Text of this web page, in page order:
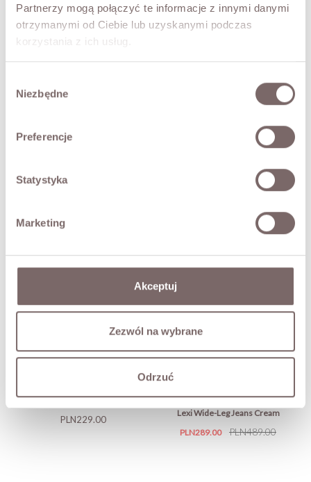
Partnerzy mogą połączyć te informacje z innymi danymi
otrzymanymi od Ciebie lub uzyskanymi podczas
korzystania z ich usług.
zgody
Niezbędne
Preferencje
Statystyka
Marketing
Akceptuj
Zezwól na wybrane
Odrzuć
Timeless and exceptionally comfortable wide-leg jeans.
• decorative front darts,
• high rise.
SHIPPING
YOU MAY ALSO LIKE
W3786 Mom Fit Jeans
Price
PLN229.00
Lexi Wide-Leg Jeans Cream
Price
PLN289.00
Regular
PLN489.00